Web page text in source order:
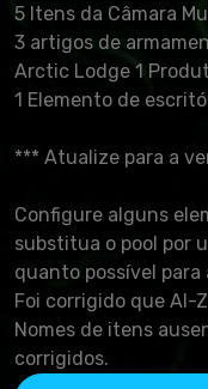
5 Itens da Câmara
3 artigos de
Arctic Lodge 1
1 Elemento de
*** Atualize para a
Configure alguns
substitua o pool por
quanto possível
Foi corrigido que Al-
Nomes de itens
corrigidos.